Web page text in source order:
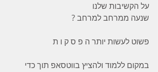
על הקשיבות שלנו
שנעה ממרחב למרחב ?
פשוט לעשות יותר ה פ ס ק ו ת
במקום ללמוד ולהציץ בווטסאפ תוך כדי